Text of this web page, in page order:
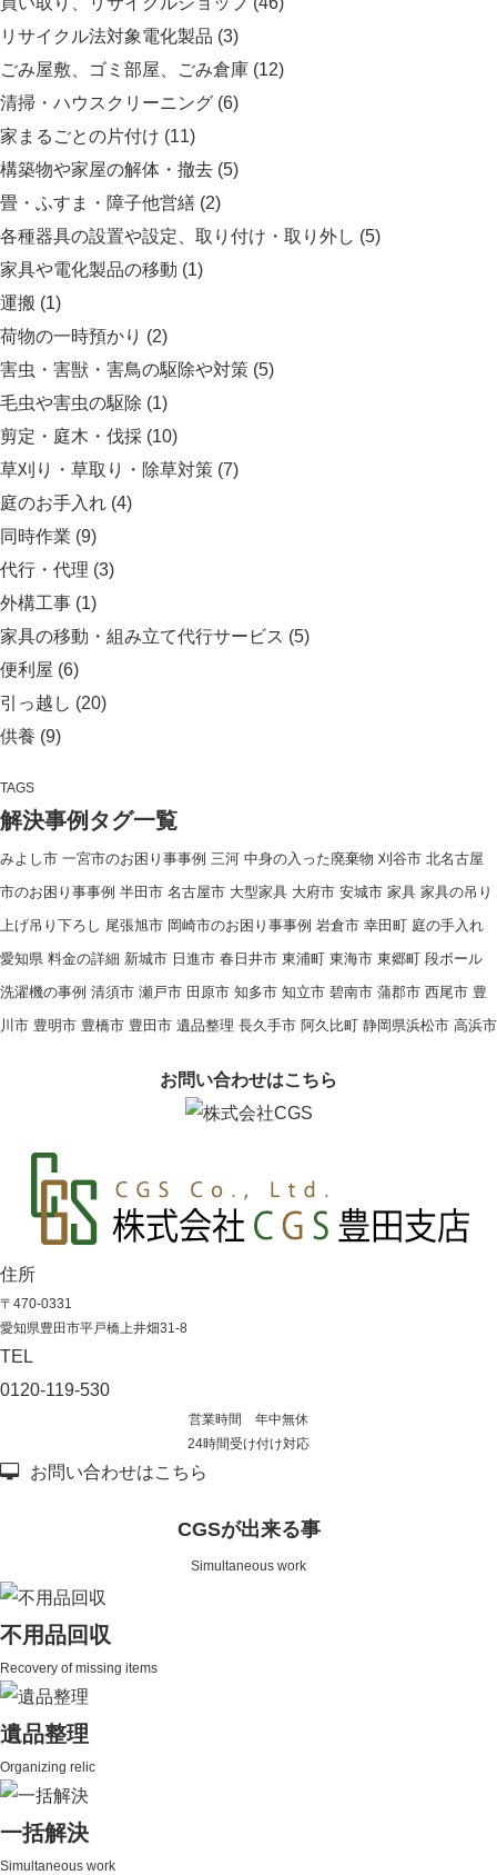
リサイクル法対象電化製品 (3)
ごみ屋敷、ゴミ部屋、ごみ倉庫 (12)
清掃・ハウスクリーニング (6)
家まるごとの片付け (11)
構築物や家屋の解体・撤去 (5)
畳・ふすま・障子他営繕 (2)
各種器具の設置や設定、取り付け・取り外し (5)
家具や電化製品の移動 (1)
運搬 (1)
荷物の一時預かり (2)
害虫・害獣・害鳥の駆除や対策 (5)
毛虫や害虫の駆除 (1)
剪定・庭木・伐採 (10)
草刈り・草取り・除草対策 (7)
庭のお手入れ (4)
同時作業 (9)
代行・代理 (3)
外構工事 (1)
家具の移動・組み立て代行サービス (5)
便利屋 (6)
引っ越し (20)
供養 (9)
TAGS
解決事例タグ一覧
みよし市 一宮市のお困り事事例 三河 中身の入った廃棄物 刈谷市 北名古屋
市のお困り事事例 半田市 名古屋市 大型家具 大府市 安城市 家具 家具の吊り
上げ吊り下ろし 尾張旭市 岡崎市のお困り事事例 岩倉市 幸田町 庭の手入れ
愛知県 料金の詳細 新城市 日進市 春日井市 東浦町 東海市 東郷町 段ボール
洗濯機の事例 清須市 瀬戸市 田原市 知多市 知立市 碧南市 蒲郡市 西尾市 豊
川市 豊明市 豊橋市 豊田市 遺品整理 長久手市 阿久比町 静岡県浜松市 高浜市
お問い合わせはこちら
住所
〒470-0331
愛知県豊田市平戸橋上井畑31-8
TEL
0120-119-530
営業時間 年中無休
24時間受け付け対応
お問い合わせはこちら
CGSが出来る事
Simultaneous work
不用品回収
Recovery of missing items
遺品整理
Organizing relic
一括解決
Simultaneous work